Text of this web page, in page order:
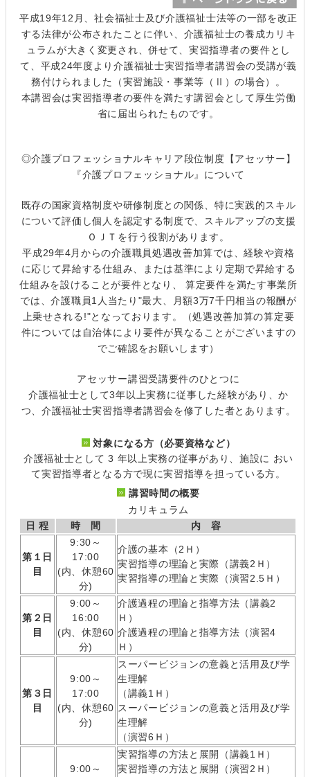
平成19年12月、社会福祉士及び介護福祉士法等の一部を改正
する法律が公布されたことに伴い、介護福祉士の養成カリキ
ュラムが大きく変更され、併せて、実習指導者の要件とし
て、平成24年度より介護福祉士実習指導者講習会の受講が義
務付けられました（実習施設・事業等（Ⅱ）の場合）。
本講習会は実習指導者の要件を満たす講習会として厚生労働
省に届出られたものです。
◎介護プロフェッショナルキャリア段位制度【アセッサー】
『介護プロフェッショナル』について
既存の国家資格制度や研修制度との関係、特に実践的スキル
について評価し個人を認定する制度で、スキルアップの支援
ＯＪＴを行う役割があります。
平成29年4月からの介護職員処遇改善加算では、経験や資格
に応じて昇給する仕組み、または基準により定期で昇給する
仕組みを設けることが要件となり、 算定要件を満たす事業所
では、介護職員1人当たり"最大、月額3万7千円相当の報酬が
上乗せされる!"となっております。（処遇改善加算の算定要
件については自治体により要件が異なることがございますの
でご確認をお願いします）
アセッサー講習受講要件のひとつに
介護福祉士として3年以上実務に従事した経験があり、か
つ、介護福祉士実習指導者講習会を修了した者とあります。
対象になる方（必要資格など）
介護福祉士として 3 年以上実務の従事があり、施設に おい
て実習指導者となる方で現に実習指導を担っている方。
講習時間の概要
カリキュラム
日 程
時 間 内 容
第１日
目
9:30～
17:00
(内、休憩60
分)
介護の基本（2Ｈ）
実習指導の理論と実際（講義2Ｈ）
実習指導の理論と実際（演習2.5Ｈ）
第２日
目
9:00～
16:00
(内、休憩60
分)
介護過程の理論と指導方法（講義2
Ｈ）
介護過程の理論と指導方法（演習4
Ｈ）
第３日
目
9:00～
17:00
(内、休憩60
分)
スーパービジョンの意義と活用及び学
生理解
（講義1Ｈ）
スーパービジョンの意義と活用及び学
生理解
（演習6Ｈ）
9:00～
実習指導の方法と展開（講義1Ｈ）
実習指導の方法と展開（演習2Ｈ）